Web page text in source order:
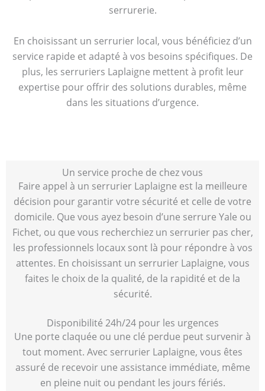
serrurerie.
En choisissant un serrurier local, vous bénéficiez d’un
service rapide et adapté à vos besoins spécifiques. De
plus, les serruriers Laplaigne mettent à profit leur
expertise pour offrir des solutions durables, même
dans les situations d’urgence.
Un service proche de chez vous
Faire appel à un serrurier Laplaigne est la meilleure
décision pour garantir votre sécurité et celle de votre
domicile. Que vous ayez besoin d’une serrure Yale ou
Fichet, ou que vous recherchiez un serrurier pas cher,
les professionnels locaux sont là pour répondre à vos
attentes. En choisissant un serrurier Laplaigne, vous
faites le choix de la qualité, de la rapidité et de la
sécurité.
Disponibilité 24h/24 pour les urgences
Une porte claquée ou une clé perdue peut survenir à
tout moment. Avec serrurier Laplaigne, vous êtes
assuré de recevoir une assistance immédiate, même
en pleine nuit ou pendant les jours fériés.